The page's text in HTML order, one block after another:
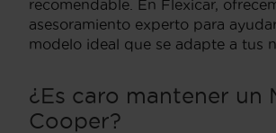
recomendable. En Flexicar,
asesoramiento experto para
modelo ideal que se adapte a tus
¿Es caro mantener un
Cooper?